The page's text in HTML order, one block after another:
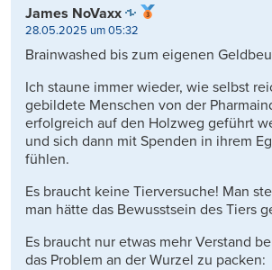
James NoVaxx
28.05.2025 um 05:32
Brainwashed bis zum eigenen
Ich staune immer wieder, wie selbst
gebildete Menschen von der
erfolgreich auf den Holzweg geführt
und sich dann mit Spenden in ihrem
fühlen.
Es braucht keine Tierversuche! Man
man hätte das Bewusstsein des Tiers
Es braucht nur etwas mehr Verstand
das Problem an der Wurzel zu packen: